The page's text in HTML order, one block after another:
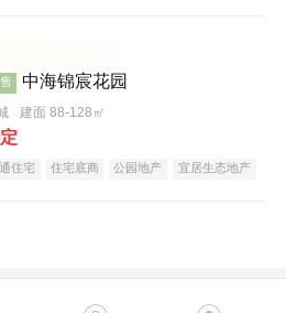
中海锦宸花园
建面 88-128㎡
住宅 住宅底商 公园地产
宜居生态地产